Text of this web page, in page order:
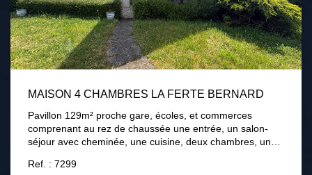
MAISON 4 CHAMBRES LA FERTE BERNARD
Pavillon 129m² proche gare, écoles, et commerces
comprenant au rez de chaussée une entrée, un salon-
séjour avec cheminée, une cuisine, deux chambres, une
d'eau avec wc, une salle de jeux. Sous-sol total. Terrain
Ref. : 7299